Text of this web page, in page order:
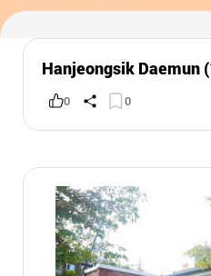
Hanjeongsik Daemun
0 0